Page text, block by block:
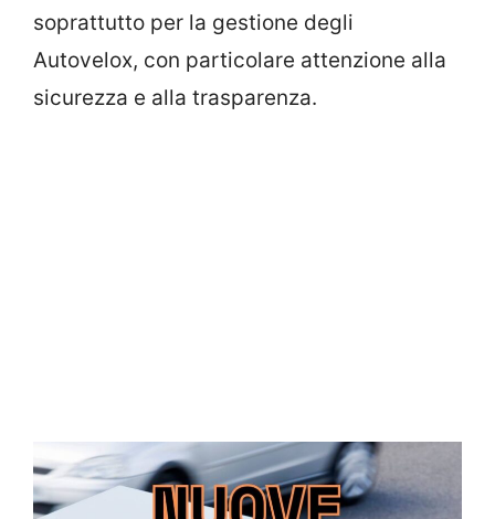
soprattutto per la gestione degli
Autovelox, con particolare attenzione alla
sicurezza e alla trasparenza.